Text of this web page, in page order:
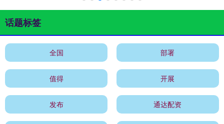
话题标签
全国 部署
值得 开展
发布 通达配资